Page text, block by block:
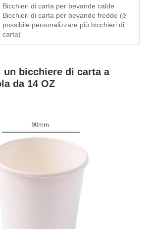
Bicchieri di carta per bevande calde
Bicchieri di carta per bevande fredde (è
possibile personalizzare più bicchieri di
carta)
un bicchiere di carta a
da 14 OZ